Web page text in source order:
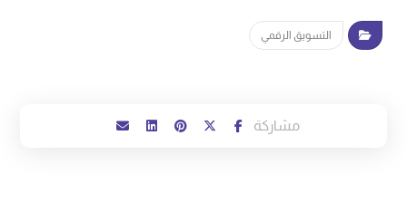
التسويق الرقمي